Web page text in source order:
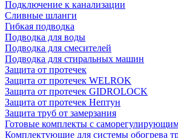
Подключение к канализации
Сливные шланги
Гибкая подводка
Подводка для воды
Подводка для смесителей
Подводка для стиральных машин
Защита от протечек
Защита от протечек WELROK
Защита от протечек GIDROLOCK
Защита от протечек Нептун
Защита труб от замерзания
Готовые комплекты с
Комплектующие для системы обогрева